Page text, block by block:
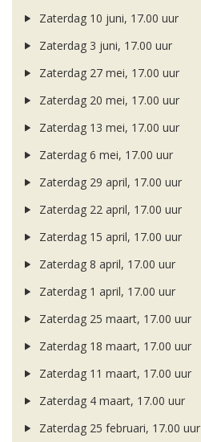
Zaterdag 10 juni, 17.00 uur
Zaterdag 3 juni, 17.00 uur
Zaterdag 27 mei, 17.00 uur
Zaterdag 20 mei, 17.00 uur
Zaterdag 13 mei, 17.00 uur
Zaterdag 6 mei, 17.00 uur
Zaterdag 29 april, 17.00 uur
Zaterdag 22 april, 17.00 uur
Zaterdag 15 april, 17.00 uur
Zaterdag 8 april, 17.00 uur
Zaterdag 1 april, 17.00 uur
Zaterdag 25 maart, 17.00 uur
Zaterdag 18 maart, 17.00 uur
Zaterdag 11 maart, 17.00 uur
Zaterdag 4 maart, 17.00 uur
Zaterdag 25 februari, 17.00 uur